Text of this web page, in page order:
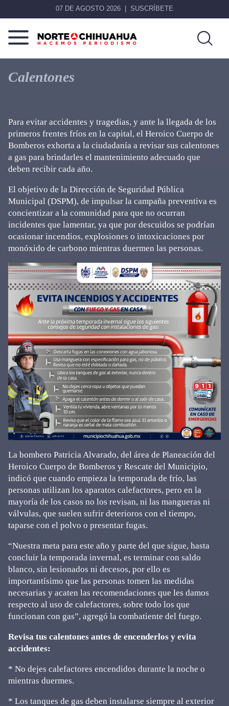
07 DE AGOSTO 2026 SUSCRÍBETE
Norte
De
Chihuahua
Más
que
noticias,
Calentones
Para evitar accidentes y tragedias, y ante la llegada de los
primeros frentes fríos en la capital, el Heroico Cuerpo de
Bomberos exhorta a la ciudadanía a revisar sus calentones
a gas para brindarles el mantenimiento adecuado que
deben recibir cada año.
El objetivo de la Dirección de Seguridad Pública
Municipal (DSPM), de impulsar la campaña preventiva es
concientizar a la comunidad para que no ocurran
incidentes que lamentar, ya que por descuidos se podrían
ocasionar incendios, explosiones o intoxicaciones por
monóxido de carbono mientras duermen las personas.
La bombero Patricia Alvarado, del área de Planeación del
Heroico Cuerpo de Bomberos y Rescate del Municipio,
indicó que cuando empieza la temporada de frío, las
personas utilizan los aparatos calefactores, pero en la
mayoría de los casos no los revisan, ni las mangueras ni
válvulas, que suelen sufrir deterioros con el tiempo,
taparse con el polvo o presentar fugas.
“Nuestra meta para este año y parte del que sigue, hasta
concluir la temporada invernal, es terminar con saldo
blanco, sin lesionados ni decesos, por ello es
importantísimo que las personas tomen las medidas
necesarias y acaten las recomendaciones que les damos
respecto al uso de calefactores, sobre todo los que
funcionan con gas”, agregó la combatiente del fuego.
Revisa tus calentones antes de encenderlos y evita
accidentes:
* No dejes calefactores encendidos durante la noche o
mientras duermes.
* Los tanques de gas deben instalarse siempre al exterior